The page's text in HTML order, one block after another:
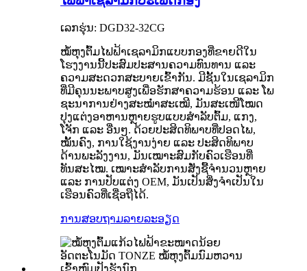
ເລກຮຸ່ນ: DGD32-32CG
ໝໍ້ຫຸງຕົ້ມໄຟຟ້າເຊລາມິກແບບກອງທີ່ຂາຍດີໃນ
ໂຮງງານນີ້ປະສົມປະສານຄວາມທົນທານ ແລະ
ຄວາມສະດວກສະບາຍເຂົ້າກັນ. ມີຊັ້ນໃນເຊລາມິກ
ທີ່ມີຄຸນນະພາບສູງເພື່ອຮັກສາຄວາມຮ້ອນ ແລະ ໂພ
ຊະນາການຢ່າງສະໝໍ່າສະເໝີ, ມັນສະເໜີໂໝດ
ປຸງແຕ່ງອາຫານຫຼາຍຮູບແບບສຳລັບຕົ້ມ, ແກງ,
ໂຈັກ ແລະ ອື່ນໆ. ດ້ວຍປະສິດທິພາບທີ່ປອດໄພ,
ໝັ້ນຄົງ, ການໃຊ້ງານງ່າຍ ແລະ ປະສິດທິພາບ
ດ້ານພະລັງງານ, ມັນເໝາະສົມກັບຄົວເຮືອນທີ່
ທັນສະໄໝ. ເໝາະສຳລັບການສັ່ງຊື້ຈຳນວນຫຼາຍ
ແລະ ການປັບແຕ່ງ OEM, ມັນເປັນສິ່ງຈຳເປັນໃນ
ເຮືອນຄົວທີ່ເຊື່ອຖືໄດ້.
ການສອບຖາມລາຍລະອຽດ